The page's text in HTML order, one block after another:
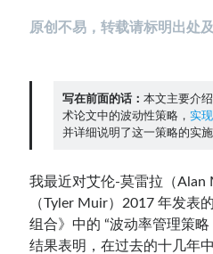
老余看市：长鑫4万亿，A股却蒸发
怎么把TradingView上的裸指标拆成可
涨了怕踏空、跌了怕深套？这个模型
源代码）
Contact：
原创不易，转载请标明出处
写在前面的话： 本文主要介
术论文中的波动性策略， 实
并详细说明了这一策略的实施
我最近对艾伦-莫雷拉（Alan
（Tyler Muir）2017 年发表
组合》中的 “波动率管理策
结果表明，在过去的十几年